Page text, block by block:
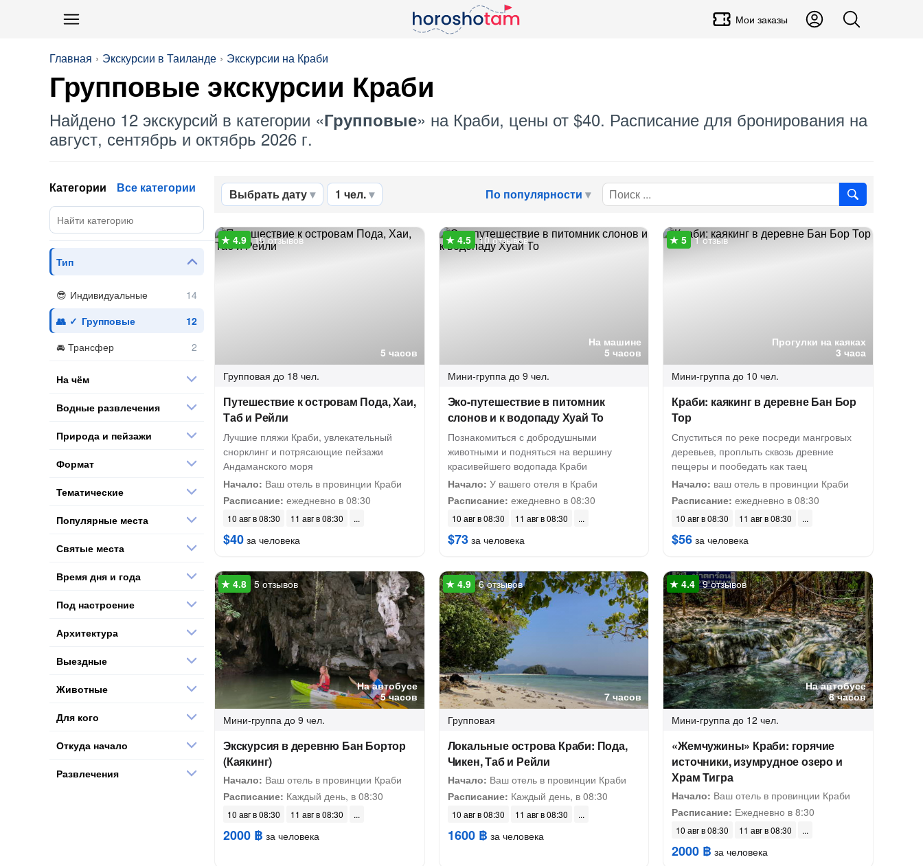
Мои заказы
Главная Экскурсии в Таиланде Экскурсии на Краби
Групповые экскурсии Краби
Найдено 12 экскурсий в категории «Групповые» на Краби, цены от $40. Расписание для бронирования на
август, сентябрь и октябрь 2026 г.
Выбрать дату 1 чел. По популярности
5 часов
10 отзывов
Групповая до 18 чел.
Путешествие к островам Пода, Хаи,
Таб и Рейли
Лучшие пляжи Краби, увлекательный
снорклинг и потрясающие пейзажи
Андаманского моря
Начало: Ваш отель в провинции Краби
Расписание: ежедневно в 08:30
10 авг в 08:30 11 авг в 08:30
$40 за человека
На машине
5 часов
10 отзывов
Мини-группа до 9 чел.
Эко-путешествие в питомник
слонов и к водопаду Хуай То
Познакомиться с добродушными
животными и подняться на вершину
красивейшего водопада Краби
Начало: У вашего отеля в Краби
Расписание: ежедневно в 08:30
10 авг в 08:30 11 авг в 08:30
$73за человека
Прогулки на каяках
3 часа
1 отзыв
Мини-группа до 10 чел.
Краби: каякинг в деревне Бан Бор
Тор
Спуститься по реке посреди мангровых
деревьев, проплыть сквозь древние
пещеры и пообедать как таец
Начало: ваш отель в провинции Краби
Расписание: ежедневно в 08:30
10 авг в 08:30 11 авг в 08:30
$56 за человека
На автобусе
5 часов
5 отзывов
Мини-группа до 9 чел.
Экскурсия в деревню Бан Бортор
(Каякинг)
Начало: Ваш отель в провинции Краби
Расписание: Каждый день, в 08:30
10 авг в 08:30 11 авг в 08:30
2000 ฿ за человека
7 часов
6 отзывов
Групповая
Локальные острова Краби: Пода,
Чикен, Таб и Рейли
Начало: Ваш отель в провинции Краби
Расписание: Каждый день, в 08:30
10 авг в 08:30 11 авг в 08:30
1600 ฿ за человека
На автобусе
8 часов
9 отзывов
Мини-группа до 12 чел.
«Жемчужины» Краби: горячие
источники, изумрудное озеро и
Храм Тигра
Начало: Ваш отель в провинции Краби
Расписание: Ежедневно в 8:30
10 авг в 08:30 11 авг в 08:30
2000 ฿ за человека
Категории Все категории
Тип
Индивидуальные
Групповые
Трансфер
На чём
Водные развлечения
Природа и пейзажи
Формат
Тематические
Популярные места
Святые места
Время дня и года
Под настроение
Архитектура
Выездные
Животные
Для кого
Откуда начало
Развлечения